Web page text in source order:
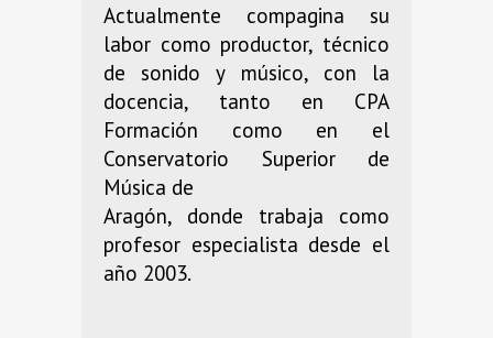
Actualmente compagina su
labor como productor, técnico
de sonido y músico, con la
docencia, tanto en CPA
Formación como en el
Conservatorio Superior de
Música de
Aragón, donde trabaja como
profesor especialista desde el
año 2003.